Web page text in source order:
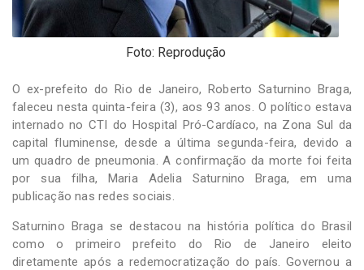
Foto: Reprodução
O ex-prefeito do Rio de Janeiro, Roberto Saturnino Braga,
faleceu nesta quinta-feira (3), aos 93 anos. O político estava
internado no CTI do Hospital Pró-Cardíaco, na Zona Sul da
capital fluminense, desde a última segunda-feira, devido a
um quadro de pneumonia. A confirmação da morte foi feita
por sua filha, Maria Adelia Saturnino Braga, em uma
publicação nas redes sociais.
Saturnino Braga se destacou na história política do Brasil
como o primeiro prefeito do Rio de Janeiro eleito
diretamente após a redemocratização do país. Governou a